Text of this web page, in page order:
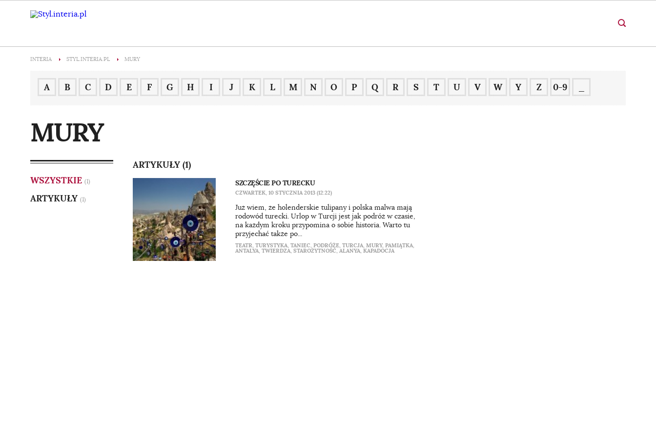
INTERIA STYL.INTERIA.PL MURY
A B C D E F G H I J K L M N O P Q R S T U V W Y Z 0-9
MURY
WSZYSTKIE (1)
ARTYKUŁY (1)
ARTYKUŁY (1)
SZCZĘŚCIE PO TURECKU
CZWARTEK, 10 STYCZNIA 2013 (12:22)
Już wiem, że holenderskie tulipany i polska malwa mają
rodowód turecki. Urlop w Turcji jest jak podróż w czasie,
na każdym kroku przypomina o sobie historia. Warto tu
przyjechać także po...
TEATR, TURYSTYKA, TANIEC, PODRÓŻE, TURCJA, MURY, PAMIĄTKA,
ANTALYA, TWIERDZA, STAROŻYTNOŚĆ, ALANYA, KAPADOCJA